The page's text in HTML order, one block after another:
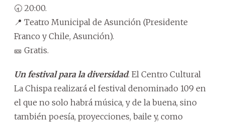
🕣 20:00.
📍 Teatro Municipal de Asunción (Presidente
Franco y Chile, Asunción).
🎫 Gratis.
Un festival para la diversidad. El Centro Cultural
La Chispa realizará el festival denominado 109 en
el que no solo habrá música, y de la buena, sino
también poesía, proyecciones, baile y, como